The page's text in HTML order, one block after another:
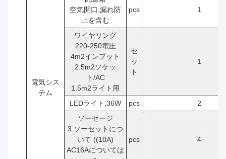
電気シス
テム
空気開口,漏れ防
止を含む
pcs 1
ワイヤリング
220-250電圧
4m2インプット
2.5m2ソケッ
ト/AC
1.5m2ライト用
セ
ッ
ト
1
LEDライト,36W pcs
2
ソーセージ
3 ソーセットにつ
いて ((10A)
AC16Aについては
pcs 4